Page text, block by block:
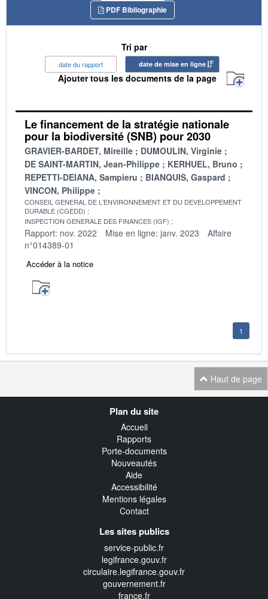
PDF Bibliographie
Tri par
date du rapport date de mise en ligne
Ajouter tous les documents de la page
Le financement de la stratégie nationale
pour la biodiversité (SNB) pour 2030
GRAVIER-BARDET, Mireille
DUMOULIN, Virginie
DE SAINT-MARTIN, Jean-Philippe
KERHUEL, Bruno
REPETTI-DEIANA, Sampieru
BIANQUIS, Gaspard
VINCON, Philippe
CONSEIL GENERAL DE L'ENVIRONNEMENT ET DU DEVELOPPEMENT
DURABLE (CGEDD)
INSPECTION GENERALE DES FINANCES (IGF)
Rapport: nov. 2022 Mise en ligne: janv. 2023
Affaire
n°014389-01
Accéder à la notice
1
Haut de page
Plan du site
Accueil
Rapports
Porte-documents
Nouveautés
Aide
Accessibilité
Mentions légales
Contact
Les sites publics
service-public.fr
legifrance.gouv.fr
circulaire.legifrance.gouv.fr
gouvernement.fr
france.fr